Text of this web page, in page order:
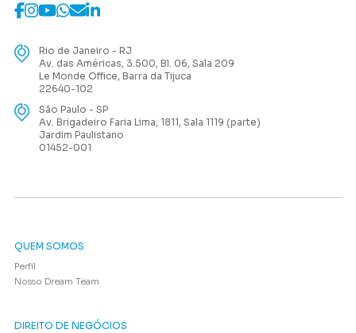
Rio de Janeiro - RJ
Av. das Américas, 3.500, Bl. 06, Sala 209
Le Monde Office, Barra da Tijuca
22640-102
São Paulo - SP
Av. Brigadeiro Faria Lima, 1811, Sala 1119 (parte)
Jardim Paulistano
01452-001
QUEM SOMOS
Perfil
Nosso Dream Team
DIREITO DE NEGÓCIOS